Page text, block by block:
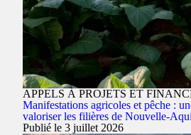
APPELS À PROJETS ET
Manifestations agricoles et pêche :
valoriser les filières de Nouvelle-
Publié le 3 juillet 2026